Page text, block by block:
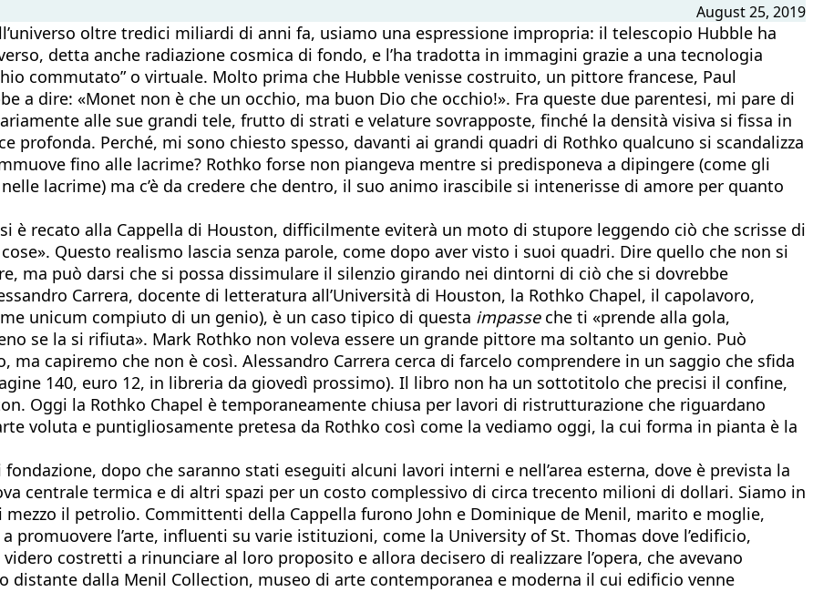
August 25, 2019
oltre tredici miliardi di anni fa, usiamo una espressione impropria: il telescopio Hubble ha
detta anche radiazione cosmica di fondo, e l’ha tradotta in immagini grazie a una tecnologia
commutato” o virtuale. Molto prima che Hubble venisse costruito, un pittore francese, Paul
a dire: «Monet non è che un occhio, ma buon Dio che occhio!». Fra queste due parentesi, mi pare di
alle sue grandi tele, frutto di strati e velature sovrapposte, finché la densità visiva si fissa in
profonda. Perché, mi sono chiesto spesso, davanti ai grandi quadri di Rothko qualcuno si scandalizza
fino alle lacrime? Rothko forse non piangeva mentre si predisponeva a dipingere (come gli
lacrime) ma c’è da credere che dentro, il suo animo irascibile si intenerisse di amore per quanto
è recato alla Cappella di Houston, difficilmente eviterà un moto di stupore leggendo ciò che scrisse di
Questo realismo lascia senza parole, come dopo aver visto i suoi quadri. Dire quello che non si
ma può darsi che si possa dissimulare il silenzio girando nei dintorni di ciò che si dovrebbe
Carrera, docente di letteratura all’Università di Houston, la Rothko Chapel, il capolavoro,
unicum compiuto di un genio), è un caso tipico di questa impasseche ti «prende alla gola,
se la si rifiuta». Mark Rothko non voleva essere un grande pittore ma soltanto un genio. Può
ma capiremo che non è così. Alessandro Carrera cerca di farcelo comprendere in un saggio che sfida
140, euro 12, in libreria da giovedì prossimo). Il libro non ha un sottotitolo che precisi il confine,
Oggi la Rothko Chapel è temporaneamente chiusa per lavori di ristrutturazione che riguardano
voluta e puntigliosamente pretesa da Rothko così come la vediamo oggi, la cui forma in pianta è la
dopo che saranno stati eseguiti alcuni lavori interni e nell’area esterna, dove è prevista la
centrale termica e di altri spazi per un costo complessivo di circa trecento milioni di dollari. Siamo in
mezzo il petrolio. Committenti della Cappella furono John e Dominique de Menil, marito e moglie,
l’arte, influenti su varie istituzioni, come la University of St. Thomas dove l’edificio,
costretti a rinunciare al loro proposito e allora decisero di realizzare l’opera, che avevano
distante dalla Menil Collection, museo di arte contemporanea e moderna il cui edificio venne